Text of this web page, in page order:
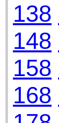
138
148
158
168